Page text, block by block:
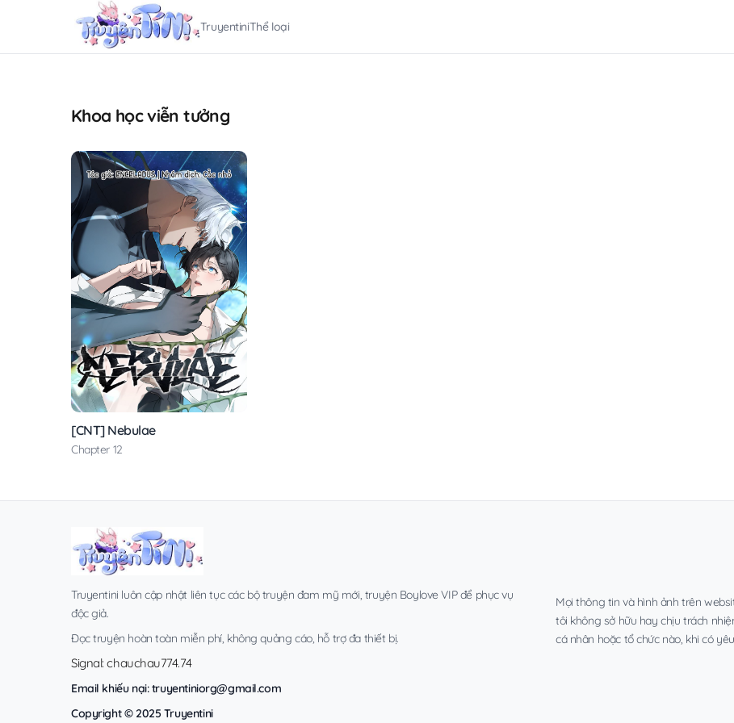
TruyentiniThể loại
Khoa học viễn tưởng
[CNT] Nebulae
Chapter 12
Truyentini luôn cập nhật liên tục các bộ truyện đam mỹ mới, truyện Boylove VIP để phục vụ
độc giả.
Đọc truyện hoàn toàn miễn phí, không quảng cáo, hỗ trợ đa thiết bị.
Signal: chauchau774.74
Email khiếu nại:truyentiniorg@gmail.com
Copyright © 2025 Truyentini
Mọi thông tin và hình ảnh trên
tôi không sở hữu hay chịu trách
cá nhân hoặc tổ chức nào, khi có